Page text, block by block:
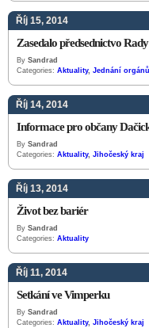
Říj 15, 2014
Zasedalo předsednictvo
By Sandrad
Categories: Aktuality, Jednání
Říj 14, 2014
Informace pro občany
By Sandrad
Categories: Aktuality, Jihočeský kraj
Říj 13, 2014
Život bez bariér
By Sandrad
Categories: Aktuality
Říj 11, 2014
Setkání ve Vimperku
By Sandrad
Categories: Aktuality, Jihočeský kraj